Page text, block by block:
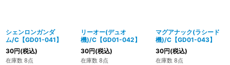
シェンロンガンダ
ム/C【GD01-041】
30円(税込)
在庫数 8点
リーオー(デュオ
機)/C【GD01-042】
30円(税込)
在庫数 8点
マグアナック(ラシード
機)/C【GD01-043】
30円(税込)
在庫数 8点